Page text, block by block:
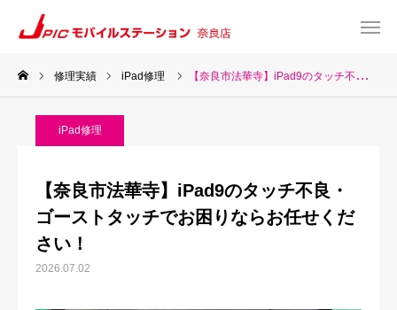
修理実績 iPad修理 【奈良市法華寺】iPad9のタッチ不良・ゴーストタッチでお困りならお任せください！
iPad修理
【奈良市法華寺】iPad9のタッチ不良・
ゴーストタッチでお困りならお任せくだ
さい！
2026.07.02
web予約
サービス一覧